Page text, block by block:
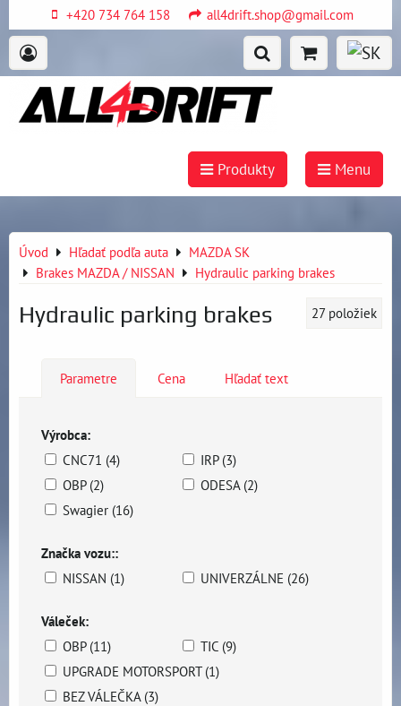
+420 734 764 158 all4drift.shop@gmail.com
Produkty Menu
Úvod Hľadať podľa auta
MAZDA SK
Brakes MAZDA / NISSAN
Hydraulic parking brakes
Hydraulic parking brakes 27 položiek
Parametre Cena Hľadať text
Výrobca:
CNC71 (4)
IRP (3)
OBP (2)
ODESA (2)
Swagier (16)
Značka vozu::
NISSAN (1)
UNIVERZÁLNE (26)
Váleček:
OBP (11)
TIC (9)
UPGRADE MOTORSPORT (1)
BEZ VÁLEČKA (3)